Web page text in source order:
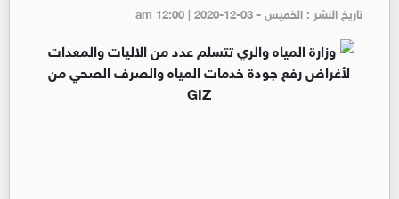
تاريخ النشر : الخميس - am 12:00 | 2020-12-03